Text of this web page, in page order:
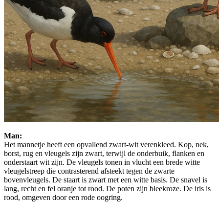
Man:
Het mannetje heeft een opvallend zwart-wit verenkleed. Kop, nek,
borst, rug en vleugels zijn zwart, terwijl de onderbuik, flanken en
onderstaart wit zijn. De vleugels tonen in vlucht een brede witte
vleugelstreep die contrasterend afsteekt tegen de zwarte
bovenvleugels. De staart is zwart met een witte basis. De snavel is
lang, recht en fel oranje tot rood. De poten zijn bleekroze. De iris is
rood, omgeven door een rode oogring.